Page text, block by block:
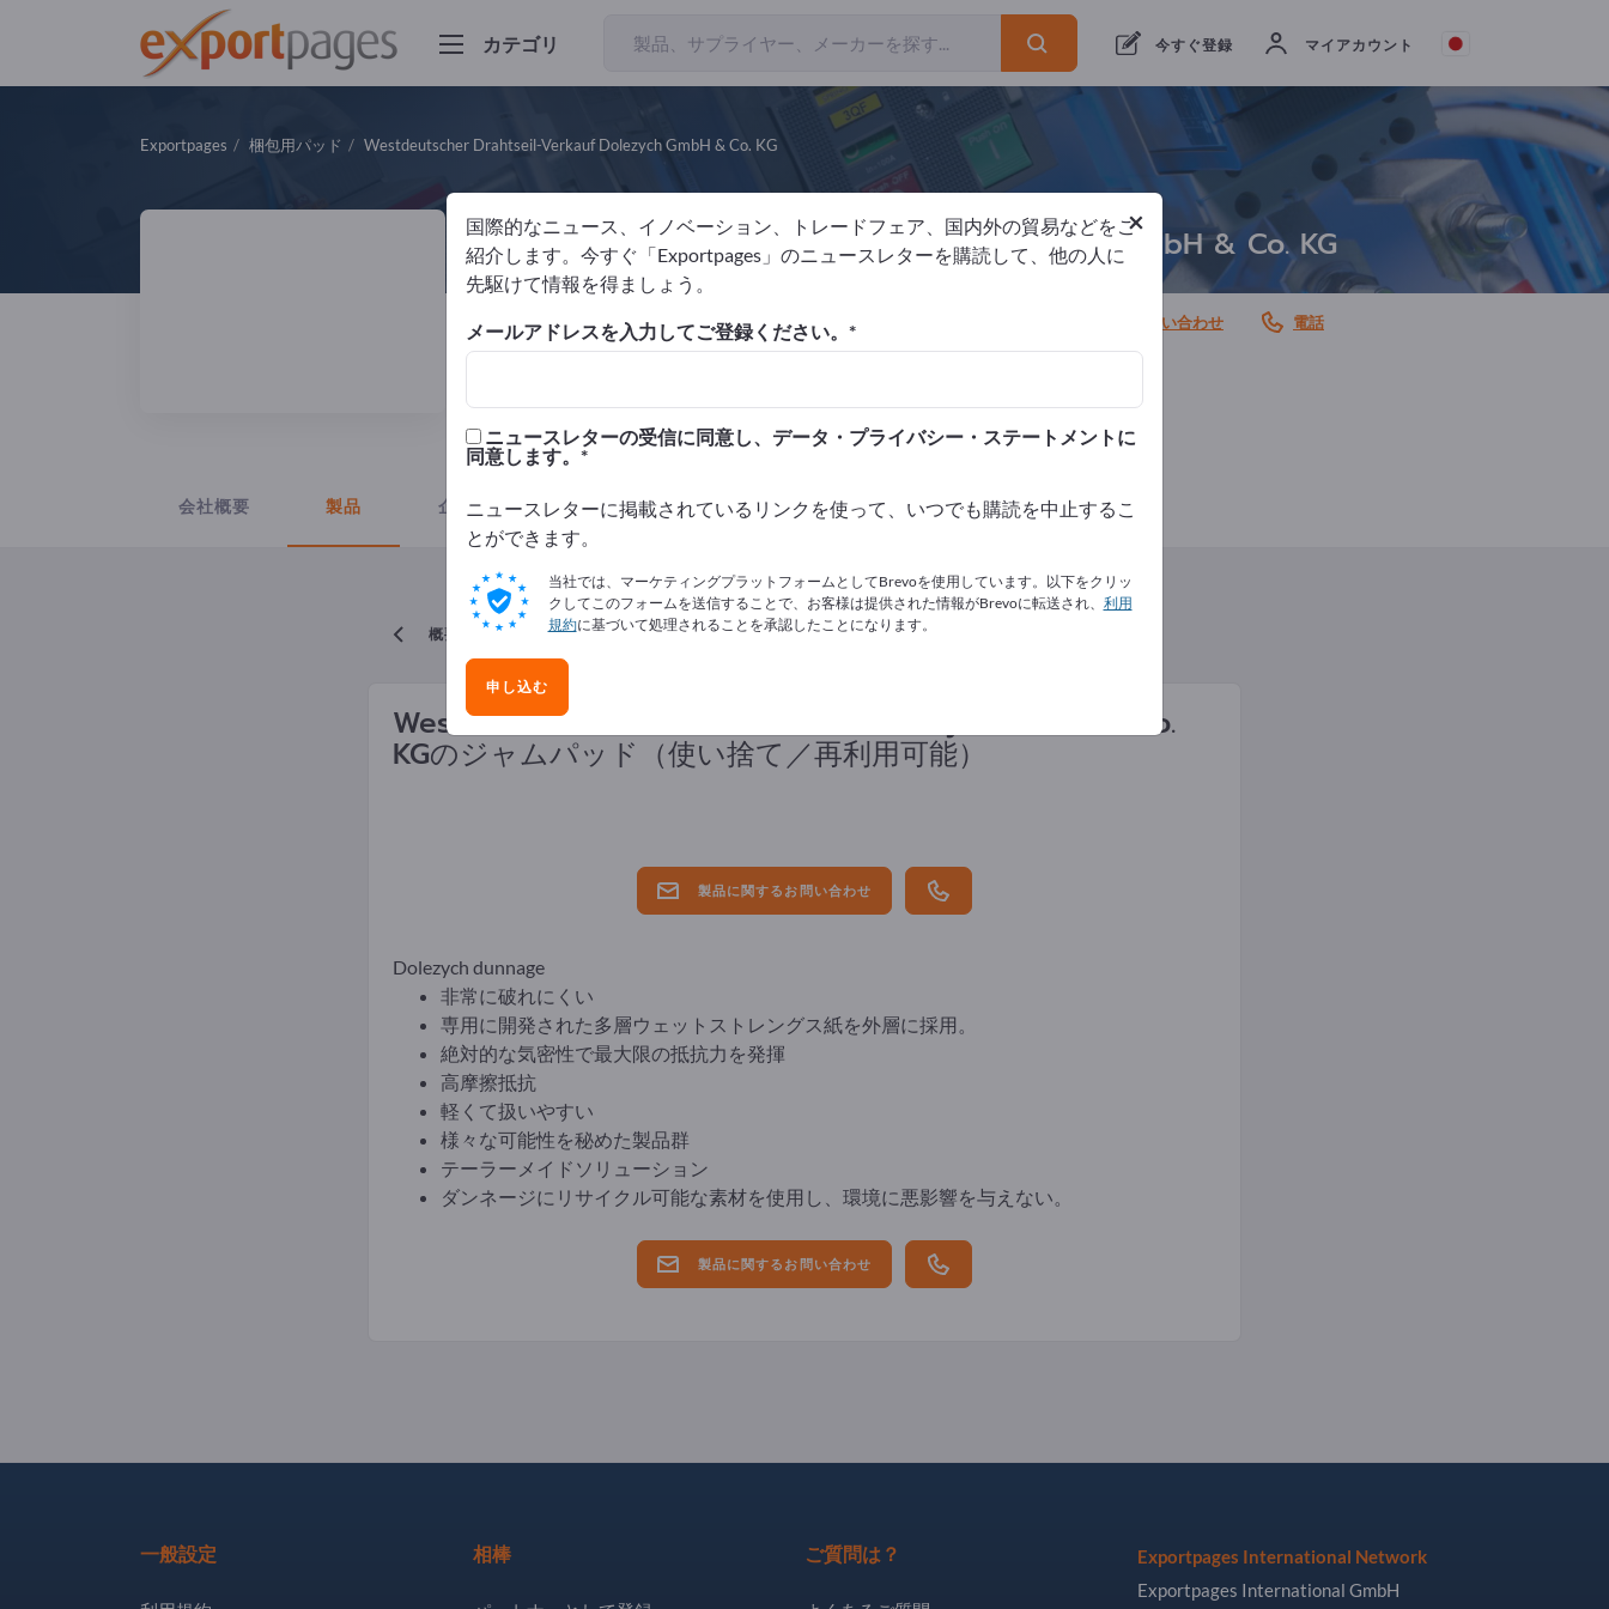
カテゴリ 今すぐ登録 マイアカウント
Exportpages 梱包用パッド Westdeutscher Drahtseil-Verkauf Dolezych GmbH & Co. KG
Westdeutscher Drahtseil-Verkauf Dolezych GmbH & Co. KG
製造元 ドイツ Website 製品に関するお問い合わせ 電話
会社概要 製品 企業ニュース
DIN
概要に戻る
Westdeutscher Drahtseil-Verkauf Dolezych GmbH & Co.
KGのジャムパッド（使い捨て／再利用可能）
製品に関するお問い合わせ
Dolezych dunnage
非常に破れにくい
専用に開発された多層ウェットストレングス紙を外層に採用。
絶対的な気密性で最大限の抵抗力を発揮
高摩擦抵抗
軽くて扱いやすい
様々な可能性を秘めた製品群
テーラーメイドソリューション
ダンネージにリサイクル可能な素材を使用し、環境に悪影響を与えない。
製品に関するお問い合わせ
一般設定 相棒 ご質問は？
Exportpages International Network
Exportpages International GmbH
×
国際的なニュース、イノベーション、トレードフェア、国内外の貿易などをご
紹介します。今すぐ「Exportpages」のニュースレターを購読して、他の人に
先駆けて情報を得ましょう。
メールアドレスを入力してご登録ください。
ニュースレターの受信に同意し、データ・プライバシー・ステートメントに
同意します。
ニュースレターに掲載されているリンクを使って、いつでも購読を中止するこ
とができます。
当社では、マーケティングプラットフォームとしてBrevoを使用しています。以下をクリッ
クしてこのフォームを送信することで、お客様は提供された情報がBrevoに転送され、 利用
規約に基づいて処理されることを承認したことになります。
申し込む